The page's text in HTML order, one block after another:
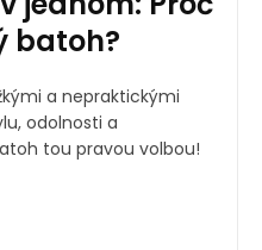
batoh?
a nepraktickými
odolnosti a
tou pravou volbou!